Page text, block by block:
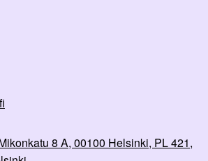
8 A, 00100 Helsinki, PL 421,